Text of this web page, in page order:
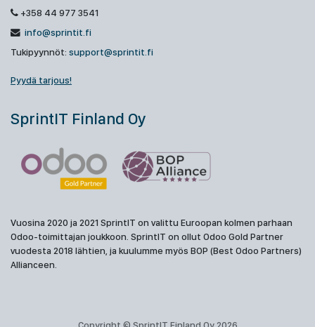
+358 44 977 3541
info@sprintit.fi
Tukipyynnöt: support@sprintit.fi
Pyydä tarjous!
SprintIT Finland Oy
Vuosina 2020 ja 2021 SprintIT on valittu Euroopan kolmen parhaan
Odoo-toimittajan joukkoon. SprintIT on ollut Odoo Gold Partner
vuodesta 2018 lähtien, ja kuulumme myös BOP (Best Odoo Partners)
Allianceen.
Copyright © SprintIT Finland Oy 2026